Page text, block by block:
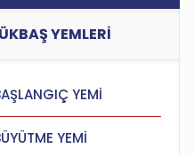
YEMLERİ
YEMİ
YEMİ